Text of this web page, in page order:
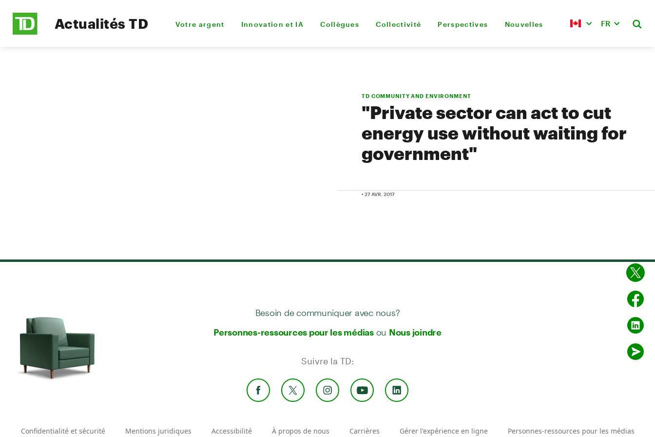
Actualités TD Votre argent Innovation et IA Collègues Collectivité Perspectives Nouvelles FR
TD COMMUNITY AND ENVIRONMENT
"Private sector can act to cut
energy use without waiting for
government"
• 27 AVR. 2017
Besoin de communiquer avec nous?
Personnes-ressources pour les médiasou Nous joindre
Suivre la TD:
Confidentialité et sécurité Mentions juridiques Accessibilité À propos de nous Carrières Gérer l'expérience en ligne Personnes-ressources pour les médias